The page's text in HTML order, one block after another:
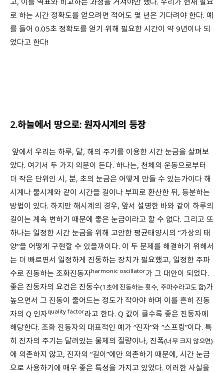
로 하는 시간 정확도를 얻으려면 적어도 몇 년은 기다려야 한다. 예
를 들어 0.05초 정확도를 얻기 위해 필요한 시간이 약 9년이나 되
었다고 한다!
2.하늘에서 땅으로: 원자시계의 등장
앞에서 우리는 하루, 달, 해의 주기를 이용한 시간 눈금을 살펴보
았다. 여기서 두 가지 의문이 든다. 하나는, 천체의 운동으로부터
더 작은 단위인 시, 분, 초의 눈금은 어떻게 만들 수 있는가이다 해
시계나 물시계와 같이 시간을 길이나 부피로 환산한 뒤, 등분하는
방법이 있다. 하지만 해시계의 경우, 앞서 설명한 바와 같이 하루의
길이는 계속 변하기 때문에 좋은 눈금이라고 할 수 없다. 그리고 또
하나는 일정한 시간 눈금을 위해 고안한 평균태양시의 “가상의 태
양”을 어떻게 구현할 수 있을까이다. 이 두 문제를 해결하기 위해서
는 더 빠르면서 일정하게 진동하는 장치가 필요했고, 일정한 주파
수로 진동하는 조화진동자harmonic oscillator가 그 대안이 되었다.
좋은 진동자의 요건은 진동수(1초에 진동하는 횟수, 주파수라고도 함)가
높으면서 그 진동이 줄어드는 정도가 작아야 하며 이를 흔히 진동
자의 Q 인자quality factor라고 한다. Q 값이 클수록 좋은 진동자에
해당한다. 조화 진동자의 대표적인 예가 “진자”와 “스프링”이다. 특
히 진자의 주기는 달려있는 물체의 질량이나, 진폭(너무 크지 않으면)
에 의존하지 않고, 진자의 “길이”에만 의존하기 때문에, 시간 눈금
으로 사용하기에 매우 좋은 특성을 가지고 있었다. 이러한 사실을